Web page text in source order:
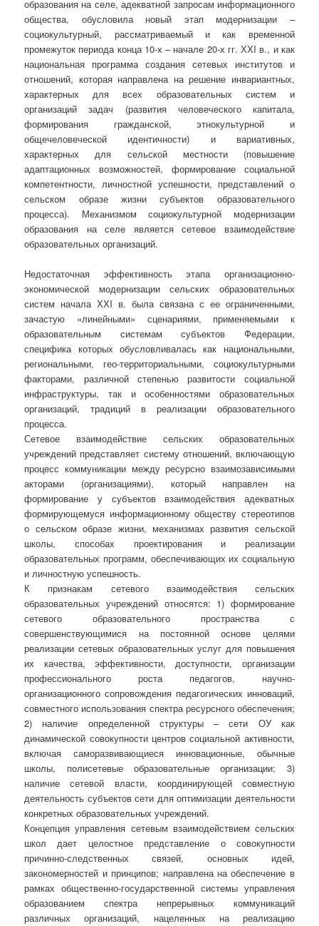
образования на селе, адекватной запросам информационного
общества, обусловила новый этап модернизации –
социокультурный, рассматриваемый и как временной
промежуток периода конца 10-х – начале 20-х гг. ХХI в., и как
национальная программа создания сетевых институтов и
отношений, которая направлена на решение инвариантных,
характерных для всех образовательных систем и
организаций задач (развития человеческого капитала,
формирования гражданской, этнокультурной и
общечеловеческой идентичности) и вариативных,
характерных для сельской местности (повышение
адаптационных возможностей, формирование социальной
компетентности, личностной успешности, представлений о
сельском образе жизни субъектов образовательного
процесса). Механизмом социокультурной модернизации
образования на селе является сетевое взаимодействие
образовательных организаций.
Недостаточная эффективность этапа организационно-
экономической модернизации сельских образовательных
систем начала ХХI в. была связана с ее ограниченными,
зачастую «линейными» сценариями, применяемыми к
образовательным системам субъектов Федерации,
специфика которых обусловливалась как национальными,
региональными, гео-территориальными, социокультурными
факторами, различной степенью развитости социальной
инфраструктуры, так и особенностями образовательных
организаций, традиций в реализации образовательного
процесса.
Сетевое взаимодействие сельских образовательных
учреждений представляет систему отношений, включающую
процесс коммуникации между ресурсно взаимозависимыми
акторами (организациями), который направлен на
формирование у субъектов взаимодействия адекватных
формирующемуся информационному обществу стереотипов
о сельском образе жизни, механизмах развития сельской
школы, способах проектирования и реализации
образовательных программ, обеспечивающих их социальную
и личностную успешность.
К признакам сетевого взаимодействия сельских
образовательных учреждений относятся: 1) формирование
сетевого образовательного пространства с
совершенствующимися на постоянной основе целями
реализации сетевых образовательных услуг для повышения
их качества, эффективности, доступности, организации
профессионального роста педагогов, научно-
организационного сопровождения педагогических инноваций,
совместного использования спектра ресурсного обеспечения;
2) наличие определенной структуры – сети ОУ как
динамической совокупности центров социальной активности,
включая саморазвивающиеся инновационные, обычные
школы, полисетевые образовательные организации; 3)
наличие сетевой власти, координирующей совместную
деятельность субъектов сети для оптимизации деятельности
конкретных образовательных учреждений.
Концепция управления сетевым взаимодействием сельских
школ дает целостное представление о совокупности
причинно-следственных связей, основных идей,
закономерностей и принципов; направлена на обеспечение в
рамках общественно-государственной системы управления
образованием спектра непрерывных коммуникаций
различных организаций, нацеленных на реализацию